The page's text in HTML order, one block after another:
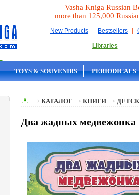
Vasha Kniga Russian
more than 125,000
New Products | Bestsellers |
Libraries
TOYS & SOUVENIRS PERIODICALS
КАТАЛОГ КНИГИ
Два жадных медвежонка